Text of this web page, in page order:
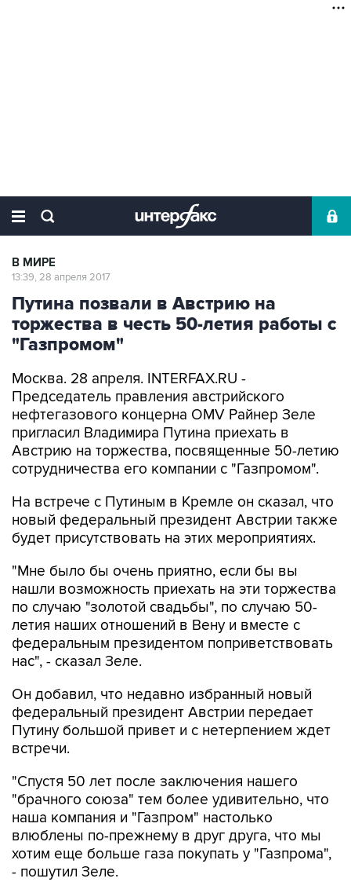
В МИРЕ
13:39, 28 апреля 2017
Путина позвали в Австрию на
торжества в честь 50-летия работы с
"Газпромом"
Москва. 28 апреля. INTERFAX.RU -
Председатель правления австрийского
нефтегазового концерна OMV Райнер Зеле
пригласил Владимира Путина приехать в
Австрию на торжества, посвященные 50-летию
сотрудничества его компании с "Газпромом".
На встрече с Путиным в Кремле он сказал, что
новый федеральный президент Австрии также
будет присутствовать на этих мероприятиях.
"Мне было бы очень приятно, если бы вы
нашли возможность приехать на эти торжества
по случаю "золотой свадьбы", по случаю 50-
летия наших отношений в Вену и вместе с
федеральным президентом поприветствовать
нас", - сказал Зеле.
Он добавил, что недавно избранный новый
федеральный президент Австрии передает
Путину большой привет и с нетерпением ждет
встречи.
"Спустя 50 лет после заключения нашего
"брачного союза" тем более удивительно, что
наша компания и "Газпром" настолько
влюблены по-прежнему в друг друга, что мы
хотим еще больше газа покупать у "Газпрома",
- пошутил Зеле.